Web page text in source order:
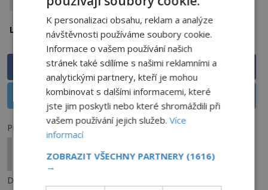
Lokalita: Řecko
Sdílet na Facebooku
Sdílet na X
Předchozí článek
za ně lidé, nebo temné síly?
Další článek
K personalizaci obsahu, reklam a analýze
návštěvnosti používáme soubory cookie.
Informace o vašem používání našich
stránek také sdílíme s našimi reklamními a
analytickými partnery, kteří je mohou
kombinovat s dalšími informacemi, které
jste jim poskytli nebo které shromáždili při
vašem používání jejich služeb.Více
informací
ZOBRAZIT VŠECHNY PARTNERY (1616)
→